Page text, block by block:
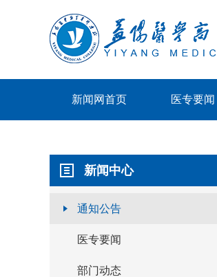
新闻网首页 医专要闻
新闻中心
通知公告
医专要闻
部门动态